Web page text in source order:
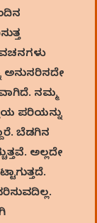
ಅನುಸರಿಸದೇ
ನಮ್ಮ
ಪರಿಯನ್ನು
ಬೆಡಗಿನ
ಅಲ್ಲದೇ